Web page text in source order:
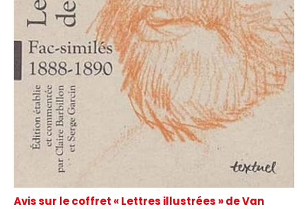
Avis sur le coffret « Lettres illustrées » de Van